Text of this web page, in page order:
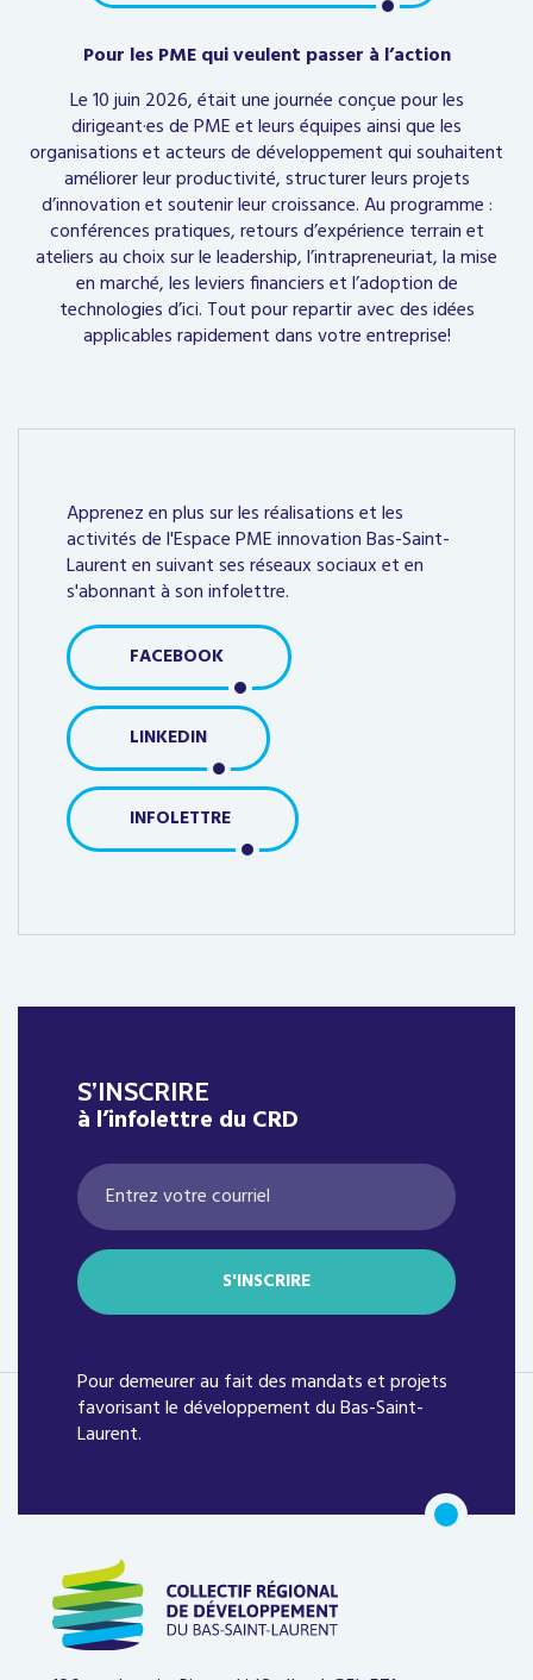
Pour les PME qui veulent passer à l’action
Le 10 juin 2026, était une journée conçue pour les
dirigeant·es de PME et leurs équipes ainsi que les
organisations et acteurs de développement qui souhaitent
améliorer leur productivité, structurer leurs projets
d’innovation et soutenir leur croissance. Au programme :
conférences pratiques, retours d’expérience terrain et
ateliers au choix sur le leadership, l’intrapreneuriat, la mise
en marché, les leviers financiers et l’adoption de
technologies d’ici. Tout pour repartir avec des idées
applicables rapidement dans votre entreprise!
Apprenez en plus sur les réalisations et les
activités de l'Espace PME innovation Bas-Saint-
Laurent en suivant ses réseaux sociaux et en
s'abonnant à son infolettre.
FACEBOOK
LINKEDIN
INFOLETTRE
S’INSCRIRE
à l’infolettre du CRD
Pour demeurer au fait des mandats et projets
favorisant le développement du Bas-Saint-
Laurent.